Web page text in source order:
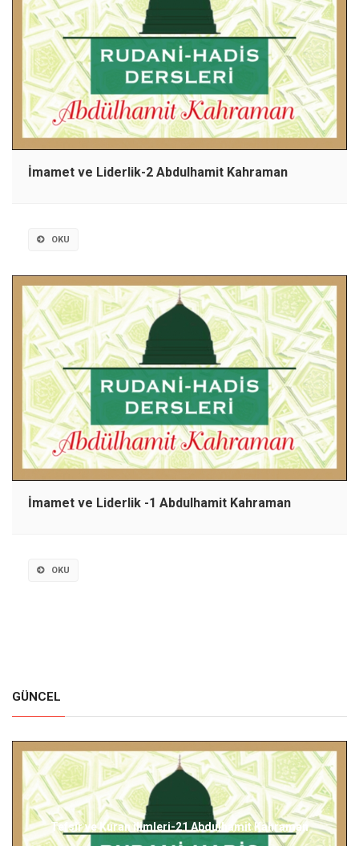
İmamet ve Liderlik-2 Abdulhamit Kahraman
OKU
İmamet ve Liderlik -1 Abdulhamit Kahraman
OKU
GÜNCEL
Taş...Ramazan Kayan